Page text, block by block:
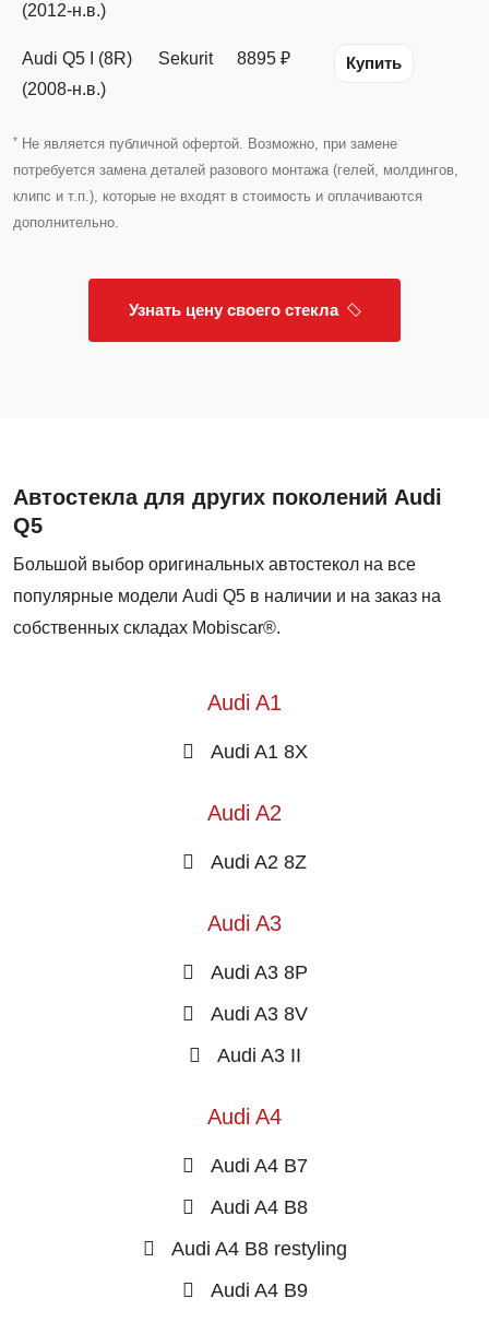
(2012-н.в.)
Audi Q5 I (8R)
(2008-н.в.)
Sekurit 8895 ₽ Купить
* Не является публичной офертой. Возможно, при замене
потребуется замена деталей разового монтажа (гелей, молдингов,
клипс и т.п.), которые не входят в стоимость и оплачиваются
дополнительно.
Узнать цену своего стекла
Автостекла для других поколений Audi
Q5
Большой выбор оригинальных автостекол на все
популярные модели Audi Q5 в наличии и на заказ на
собственных складах Mobiscar®.
Audi A1
Audi A1 8X
Audi A2
Audi A2 8Z
Audi A3
Audi A3 8P
Audi A3 8V
Audi A3 II
Audi A4
Audi A4 B7
Audi A4 B8
Audi A4 B8 restyling
Audi A4 B9